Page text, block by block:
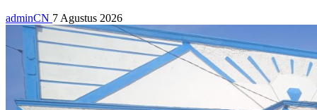
adminCN 7 Agustus 2026